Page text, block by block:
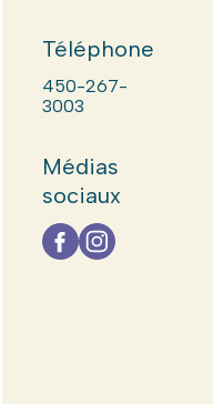
Téléphone
450-267-
3003
Médias
sociaux